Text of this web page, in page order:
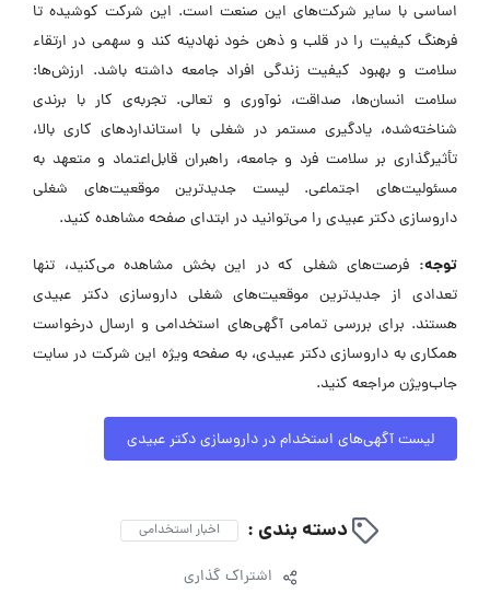
اساسی با سایر شرکت‌های این صنعت است. این شرکت کوشیده تا
فرهنگ کیفیت را در قلب و ذهن خود نهادینه کند و سهمی در ارتقاء
سلامت و بهبود کیفیت زندگی افراد جامعه داشته باشد. ارزش‌ها:
سلامت انسان‌ها، صداقت، نوآوری و تعالی. تجربه‌ی کار با برندی
شناخته‌شده، یادگیری مستمر در شغلی با استانداردهای کاری بالا،
تأثیرگذاری بر سلامت فرد و جامعه، راهبران قابل‌اعتماد و متعهد به
مسئولیت‌های اجتماعی. لیست جدیدترین موقعیت‌های شغلی
داروسازی دکتر عبیدی را می‌توانید در ابتدای صفحه مشاهده کنید.
توجه: فرصت‌های شغلی که در این بخش مشاهده می‌کنید، تنها
تعدادی از جدیدترین موقعیت‌های شغلی داروسازی دکتر عبیدی
هستند. برای بررسی تمامی آگهی‌های استخدامی و ارسال درخواست
همکاری به داروسازی دکتر عبیدی، به صفحه ویژه این شرکت در سایت
جاب‌ویژن مراجعه کنید.
لیست آگهی‌های استخدام در داروسازی دکتر عبیدی
دسته بندی : اخبار استخدامی
اشتراک گذاری